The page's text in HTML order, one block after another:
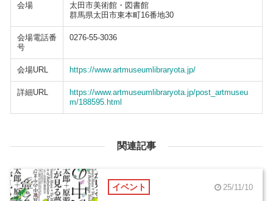
会場
太田市美術館・図書館
群馬県太田市東本町16番地30
会場電話番
号
0276-55-3036
会場URL https://www.artmuseumlibraryota.jp/
詳細URL
https://www.artmuseumlibraryota.jp/post_artmuseu
m/188595.html
関連記事
イベント 25/11/10